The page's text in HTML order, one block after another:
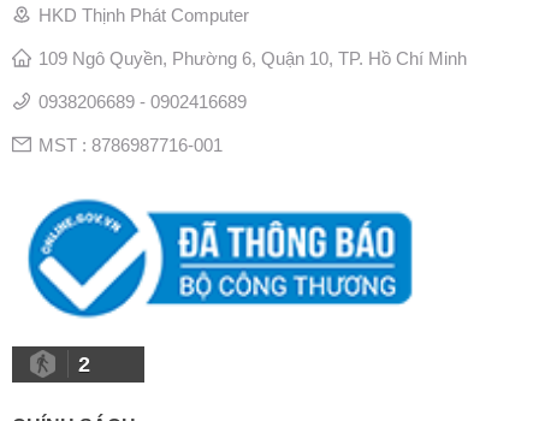
HKD Thịnh Phát Computer
109 Ngô Quyền, Phường 6, Quận 10, TP. Hồ Chí Minh
0938206689 - 0902416689
MST : 8786987716-001
2